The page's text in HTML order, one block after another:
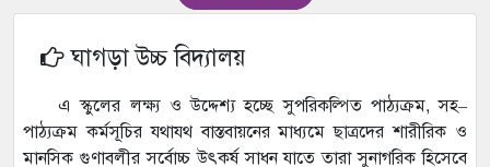
ঘাগড়া উচ্চ বিদ্যালয়
এ স্কুলের লক্ষ্য ও উদ্দেশ্য হচ্ছে সুপরিকল্পিত পাঠ্যক্রম, সহ–
পাঠ্যক্রম কর্মসূচির যথাযথ বাস্তবায়নের মাধ্যমে ছাত্রদের শারীরিক ও
মানসিক গুণাবলীর সর্বোচ্চ উৎকর্ষ সাধন যাতে তারা সুনাগরিক হিসেবে